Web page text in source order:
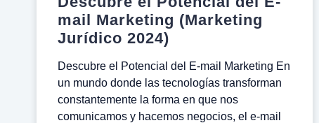
mail Marketing (Marketing
Jurídico 2024)
Descubre el Potencial del E-mail Marketing En
un mundo donde las tecnologías transforman
constantemente la forma en que nos
comunicamos y hacemos negocios, el e-mail